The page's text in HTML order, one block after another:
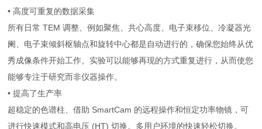
• 高度可重复的数据采集
所有日常 TEM 调整、例如聚焦、共心高度、电子束移位、冷凝器光
阑、电子束倾斜枢轴点和旋转中心都是自动进行的，确保您始终从优
秀成像条件开始工作。实验可以能够再现的方式重复进行，从而使您
能够专注于研究而非仪器操作。
• 提高了生产率
超稳定的色谱柱、借助 SmartCam 的远程操作和恒定功率物镜，可
进行快速模式和高电压 (HT) 切换。多用户环境的快速轻松切换。